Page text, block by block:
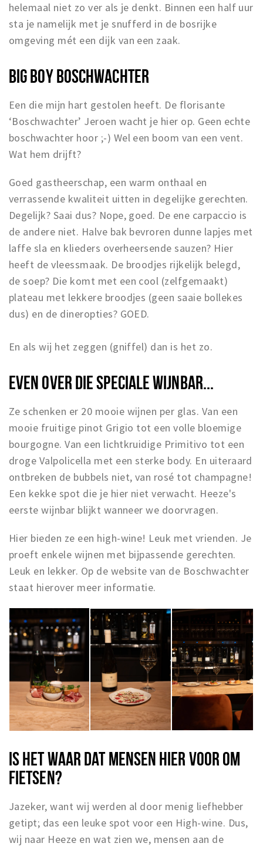
helemaal niet zo ver als je denkt. Binnen een half uur
sta je namelijk met je snufferd in de bosrijke
omgeving mét een dijk van een zaak.
BIG BOY BOSCHWACHTER
Een die mijn hart gestolen heeft. De florisante
‘Boschwachter’ Jeroen wacht je hier op. Geen echte
boschwachter hoor ;-) Wel een boom van een vent.
Wat hem drijft?
Goed gastheerschap, een warm onthaal en
verrassende kwaliteit uitten in degelijke gerechten.
Degelijk? Saai dus? Nope, goed. De ene carpaccio is
de andere niet. Halve bak bevroren dunne lapjes met
laffe sla en klieders overheersende sauzen? Hier
heeft de vleessmaak. De broodjes rijkelijk belegd,
de soep? Die komt met een cool (zelfgemaakt)
plateau met lekkere broodjes (geen saaie bollekes
dus) en de dineropties? GOED.
‌En als wij het zeggen (gniffel) dan is het zo.
EVEN OVER DIE SPECIALE WIJNBAR...
Ze schenken er 20 mooie wijnen per glas. Van een
mooie fruitige pinot Grigio tot een volle bloemige
bourgogne. Van een lichtkruidige Primitivo tot een
droge Valpolicella met een sterke body. En uiteraard
ontbreken de bubbels niet, van rosé tot champagne!
Een kekke spot die je hier niet verwacht. Heeze's
eerste wijnbar blijkt wanneer we doorvragen.
Hier bieden ze een high-wine! Leuk met vrienden. Je
proeft enkele wijnen met bijpassende gerechten.
Leuk en lekker. Op de website van de Boschwachter
staat hierover meer informatie.
IS HET WAAR DAT MENSEN HIER VOOR OM
FIETSEN?
Jazeker, want wij werden al door menig liefhebber
getipt; das een leuke spot voor een High-wine. Dus,
wij naar Heeze en wat zien we, mensen aan de